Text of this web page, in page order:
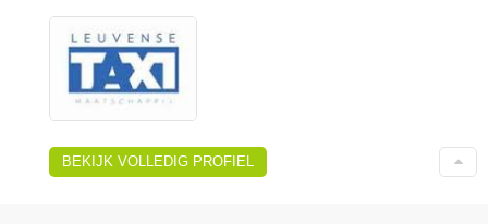
BEKIJK VOLLEDIG PROFIEL